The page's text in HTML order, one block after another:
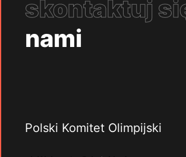
skontaktuj
nami
Polski Komitet Olimpijski